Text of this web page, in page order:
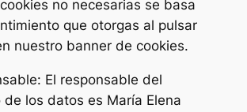
no necesarias se basa
que otorgas al pulsar
nuestro banner de cookies.
El responsable del
los datos es María Elena